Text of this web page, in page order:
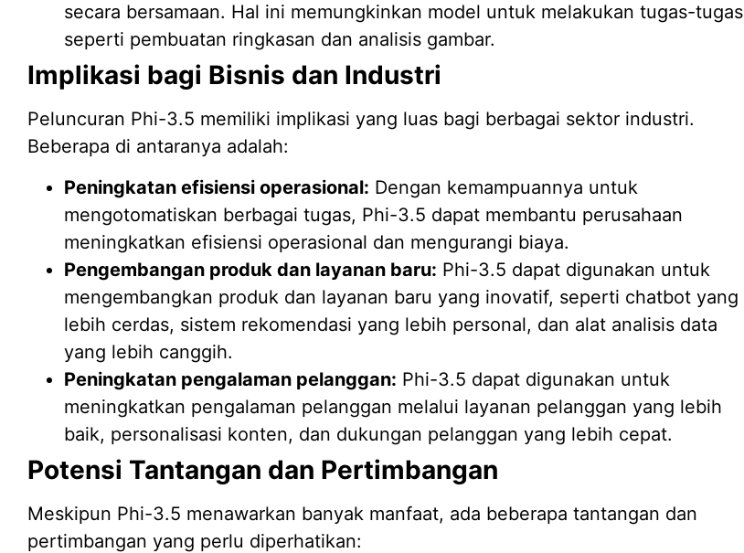
secara bersamaan. Hal ini memungkinkan model untuk melakukan tugas-tugas
seperti pembuatan ringkasan dan analisis gambar.
Implikasi bagi Bisnis dan Industri
Peluncuran Phi-3.5 memiliki implikasi yang luas bagi berbagai sektor industri.
Beberapa di antaranya adalah:
Peningkatan efisiensi operasional: Dengan kemampuannya untuk
mengotomatiskan berbagai tugas, Phi-3.5 dapat membantu perusahaan
meningkatkan efisiensi operasional dan mengurangi biaya.
Pengembangan produk dan layanan baru: Phi-3.5 dapat digunakan untuk
mengembangkan produk dan layanan baru yang inovatif, seperti chatbot yang
lebih cerdas, sistem rekomendasi yang lebih personal, dan alat analisis data
yang lebih canggih.
Peningkatan pengalaman pelanggan: Phi-3.5 dapat digunakan untuk
meningkatkan pengalaman pelanggan melalui layanan pelanggan yang lebih
baik, personalisasi konten, dan dukungan pelanggan yang lebih cepat.
Potensi Tantangan dan Pertimbangan
Meskipun Phi-3.5 menawarkan banyak manfaat, ada beberapa tantangan dan
pertimbangan yang perlu diperhatikan: